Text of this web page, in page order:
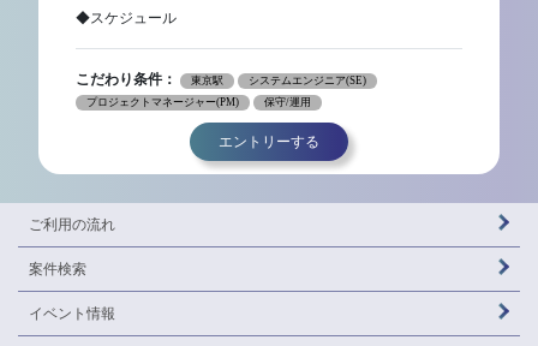
◆スケジュール
こだわり条件： 東京駅
システムエンジニア(SE)
プロジェクトマネージャー(PM)
保守/運用
エントリーする
ご利用の流れ
案件検索
イベント情報